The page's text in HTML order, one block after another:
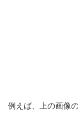
例えば、上の画像